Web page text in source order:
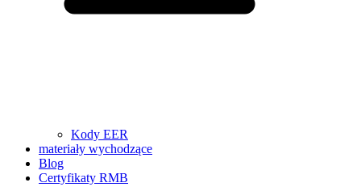
Kody EER
materiały wychodzące
Blog
Certyfikaty RMB